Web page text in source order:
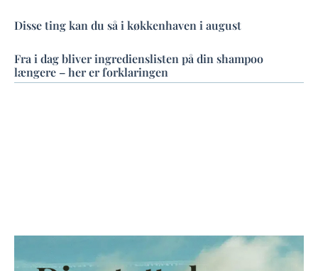
Disse ting kan du så i køkkenhaven i august
Fra i dag bliver ingredienslisten på din shampoo
længere – her er forklaringen